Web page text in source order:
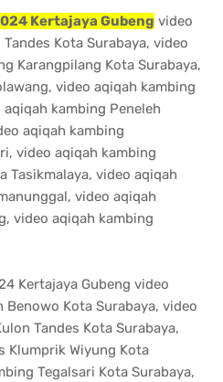
Kertajaya Gubeng video
Kota Surabaya, video
Karangpilang Kota Surabaya,
video aqiqah kambing
kambing Peneleh
aqiqah kambing
video aqiqah kambing
Tasikmalaya, video aqiqah
video aqiqah
video aqiqah kambing
Kertajaya Gubeng video
Kota Surabaya, video
Tandes Kota Surabaya,
Klumprik Wiyung Kota
Tegalsari Kota Surabaya,